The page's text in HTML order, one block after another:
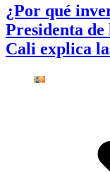
¿Por qué
Presidenta
Cali explica